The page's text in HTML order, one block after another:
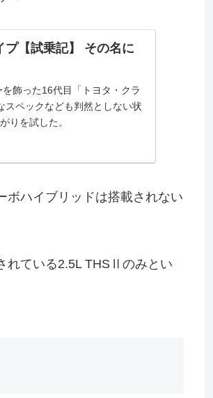
プ【試乗記】 その名に
飾った16代目「トヨタ・クラ
スペックなども判然としない状
りを試した。
ハイブリッドは搭載されない
れている2.5L THSⅡのみとい